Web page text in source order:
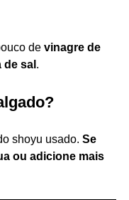
de vinagre de
sal .
shoyu usado. Se
ou adicione mais